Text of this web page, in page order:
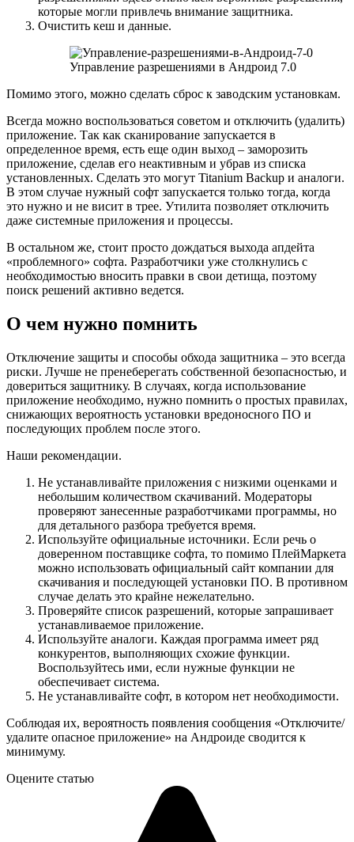
которые могли привлечь внимание защитника.
Очистить кеш и данные.
Управление разрешениями в Андроид 7.0
Помимо этого, можно сделать сброс к заводским установкам.
Всегда можно воспользоваться советом и отключить (удалить)
приложение. Так как сканирование запускается в
определенное время, есть еще один выход – заморозить
приложение, сделав его неактивным и убрав из списка
установленных. Сделать это могут Titanium Backup и аналоги.
В этом случае нужный софт запускается только тогда, когда
это нужно и не висит в трее. Утилита позволяет отключить
даже системные приложения и процессы.
В остальном же, стоит просто дождаться выхода апдейта
«проблемного» софта. Разработчики уже столкнулись с
необходимостью вносить правки в свои детища, поэтому
поиск решений активно ведется.
О чем нужно помнить
Отключение защиты и способы обхода защитника – это всегда
риски. Лучше не пренеберегать собственной безопасностью, и
довериться защитнику. В случаях, когда использование
приложение необходимо, нужно помнить о простых правилах,
снижающих вероятность установки вредоносного ПО и
последующих проблем после этого.
Наши рекомендации.
Не устанавливайте приложения с низкими оценками и
небольшим количеством скачиваний. Модераторы
проверяют занесенные разработчиками программы, но
для детального разбора требуется время.
Используйте официальные источники. Если речь о
доверенном поставщике софта, то помимо ПлейМаркета
можно использовать официальный сайт компании для
скачивания и последующей установки ПО. В противном
случае делать это крайне нежелательно.
Проверяйте список разрешений, которые запрашивает
устанавливаемое приложение.
Используйте аналоги. Каждая программа имеет ряд
конкурентов, выполняющих схожие функции.
Воспользуйтесь ими, если нужные функции не
обеспечивает система.
Не устанавливайте софт, в котором нет необходимости.
Соблюдая их, вероятность появления сообщения «Отключите/
удалите опасное приложение» на Андроиде сводится к
минимуму.
Оцените статью